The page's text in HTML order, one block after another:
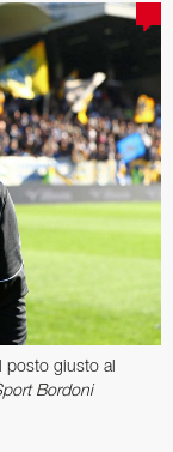
posto giusto al
Bordoni